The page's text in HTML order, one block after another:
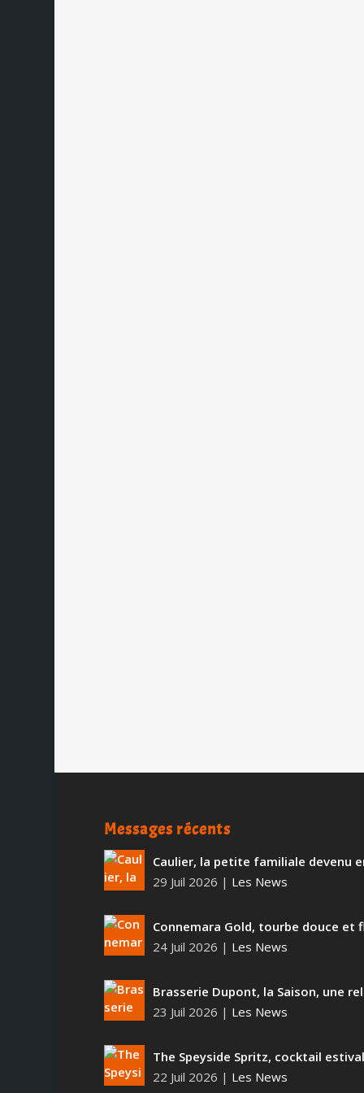
Messages récents
Caulier, la petite familiale devenu
29 Juil 2026 | Les News
Connemara Gold, tourbe douce et
24 Juil 2026 | Les News
Brasserie Dupont, la Saison, une
23 Juil 2026 | Les News
The Speyside Spritz, cocktail
22 Juil 2026 | Les News